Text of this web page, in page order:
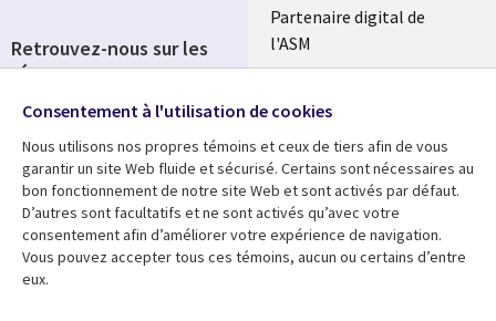
Partenaire digital de
l'ASM
Fusions
Ressources
Library
Links
Articles
Blog
Support
Legal
Accessibilité
Retrouvez-nous sur les
réseaux
Social
Media
FRANCE
Consentement à l'utilisation de cookies
Nous utilisons nos propres témoins et ceux de tiers afin de vous
garantir un site Web fluide et sécurisé. Certains sont nécessaires au
bon fonctionnement de notre site Web et sont activés par défaut.
D’autres sont facultatifs et ne sont activés qu’avec votre
consentement afin d’améliorer votre expérience de navigation.
Vous pouvez accepter tous ces témoins, aucun ou certains d’entre
eux.